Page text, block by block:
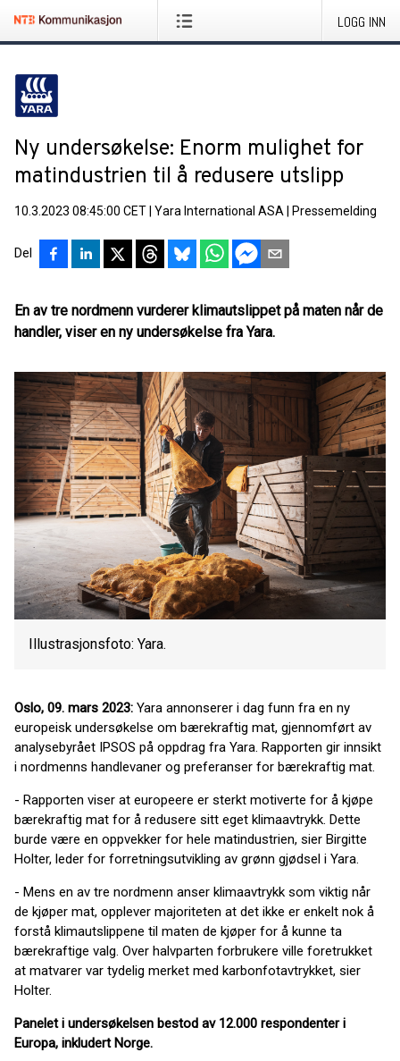
LOGG INN
Ny undersøkelse: Enorm mulighet for
matindustrien til å redusere utslipp
10.3.2023 08:45:00 CET Yara International ASA Pressemelding
Del
En av tre nordmenn vurderer klimautslippet på maten når de
handler, viser en ny undersøkelse fra Yara.
Illustrasjonsfoto: Yara.
Oslo, 09. mars 2023: Yara annonserer i dag funn fra en ny
europeisk undersøkelse om bærekraftig mat, gjennomført av
analysebyrået IPSOS på oppdrag fra Yara. Rapporten gir innsikt
i nordmenns handlevaner og preferanser for bærekraftig mat.
- Rapporten viser at europeere er sterkt motiverte for å kjøpe
bærekraftig mat for å redusere sitt eget klimaavtrykk. Dette
burde være en oppvekker for hele matindustrien, sier Birgitte
Holter, leder for forretningsutvikling av grønn gjødsel i Yara.
- Mens en av tre nordmenn anser klimaavtrykk som viktig når
de kjøper mat, opplever majoriteten at det ikke er enkelt nok å
forstå klimautslippene til maten de kjøper for å kunne ta
bærekraftige valg. Over halvparten forbrukere ville foretrukket
at matvarer var tydelig merket med karbonfotavtrykket, sier
Holter.
Panelet i undersøkelsen bestod av 12.000 respondenter i
Europa, inkludert Norge.